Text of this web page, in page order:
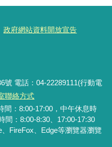
政府網站資料開放宣告
號 電話：04-22289111(行動電
聯絡方式
間：8:00-17:00，中午休息時
間：8:00-8:30、17:00-17:30
FireFox、Edge等瀏覽器瀏覽